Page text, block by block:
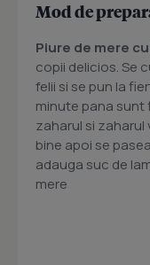
Mod de
Piure de mere
copii delicios. Se
felii si se pun la
minute pana sunt
zaharul si zaharul
bine apoi se
adauga suc de
mere